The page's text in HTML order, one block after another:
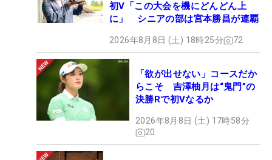
初V「この大会を機にどんどん上
に」 シニアの部は宮本勝昌が連覇
2026年8月8日 (土) 18時25分 72
「欲が出せない」コースだか
らこそ 吉澤柚月は“鬼門”の
決勝Rで初Vなるか
2026年8月8日 (土) 17時58分
20